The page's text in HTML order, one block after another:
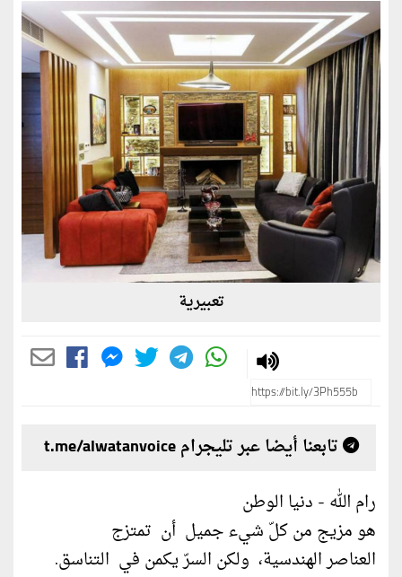
تعبيرية
تابعنا أيضا عبر تليجرام t.me/alwatanvoice
رام الله - دنيا الوطن
هو مزيج من كلّ شيء جميل أن تمتزج
العناصر الهندسية، ولكن السرّ يكمن في التناسق.